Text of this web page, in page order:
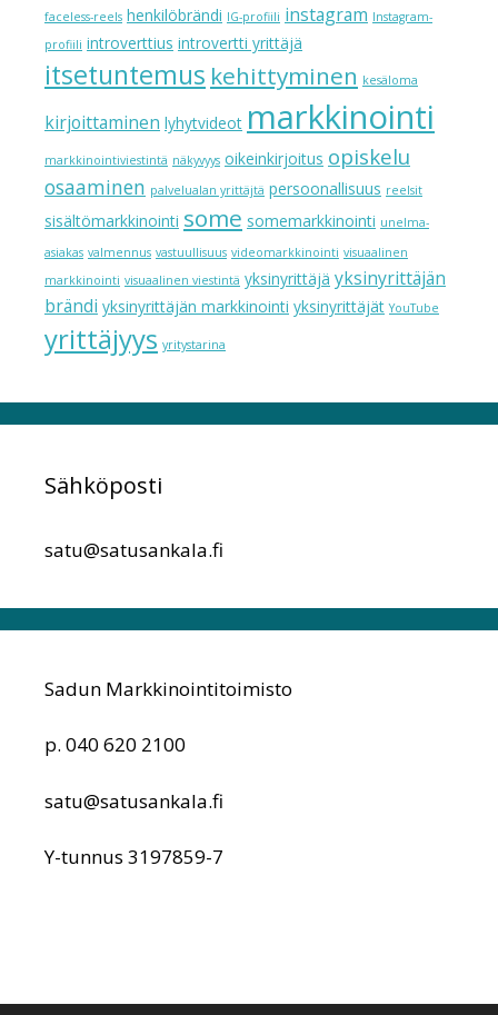
faceless-reels henkilöbrändi IG-profiili instagram Instagram-
profiili introverttius introvertti yrittäjä
itsetuntemus kehittyminen kesäloma
kirjoittaminen lyhytvideot markkinointi
markkinointiviestintä näkyvyys oikeinkirjoitus opiskelu
osaaminen palvelualan yrittäjtä persoonallisuus reelsit
sisältömarkkinointi some somemarkkinointi unelma-
asiakas valmennus vastuullisuus videomarkkinointi visuaalinen
markkinointi visuaalinen viestintä yksinyrittäjä yksinyrittäjän
brändi yksinyrittäjän markkinointi yksinyrittäjät YouTube
yrittäjyys yritystarina
Sähköposti
satu@satusankala.fi
Sadun Markkinointitoimisto
p. 040 620 2100
satu@satusankala.fi
Y-tunnus 3197859-7